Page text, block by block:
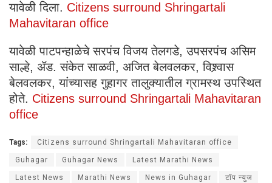
यावेळी दिला. Citizens surround Shringartali
Mahavitaran office
यावेळी पाटपन्हाळेचे सरपंच विजय तेलगडे, उपसरपंच असिम
साल्हे, ॲड. संकेत साळवी, अजित बेलवलकर, विश्र्वास
बेलवलकर, यांच्यासह गुहागर तालुक्यातील ग्रामस्थ उपस्थित
होते. Citizens surround Shringartali Mahavitaran
office
Tags: Citizens surround Shringartali Mahavitaran office
Guhagar Guhagar News Latest Marathi News
Latest News Marathi News News in Guhagar टॉप न्युज